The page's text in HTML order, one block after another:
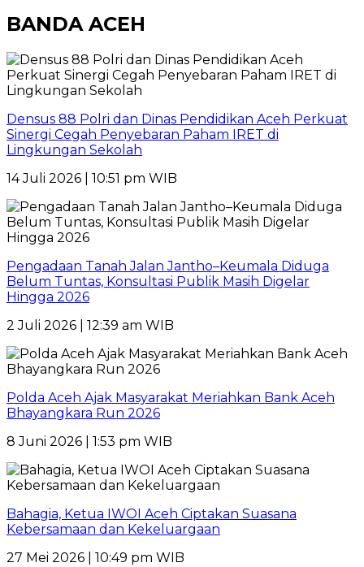
BANDA ACEH
Densus 88 Polri dan Dinas Pendidikan Aceh Perkuat
Sinergi Cegah Penyebaran Paham IRET di
Lingkungan Sekolah
14 Juli 2026 | 10:51 pm WIB
Pengadaan Tanah Jalan Jantho–Keumala Diduga
Belum Tuntas, Konsultasi Publik Masih Digelar
Hingga 2026
2 Juli 2026 | 12:39 am WIB
Polda Aceh Ajak Masyarakat Meriahkan Bank Aceh
Bhayangkara Run 2026
8 Juni 2026 | 1:53 pm WIB
Bahagia, Ketua IWOI Aceh Ciptakan Suasana
Kebersamaan dan Kekeluargaan
27 Mei 2026 | 10:49 pm WIB